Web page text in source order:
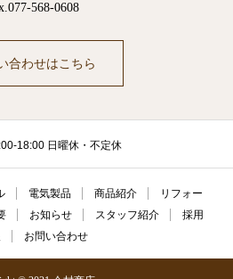
568-0608
合わせはこちら
18:00 日曜休・不定休
電気製品 商品紹介
リフォー
お知らせ スタッフ紹介
採用
お問い合わせ